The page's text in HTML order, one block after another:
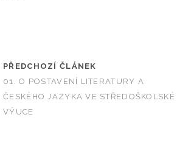
PŘEDCHOZÍ ČLÁNEK
01. O POSTAVENÍ LITERATURY A
ČESKÉHO JAZYKA VE STŘEDOŠKOLSKÉ
VÝUCE